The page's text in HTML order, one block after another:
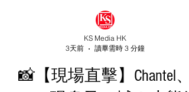
3天前
讀畢需時 3 分鐘